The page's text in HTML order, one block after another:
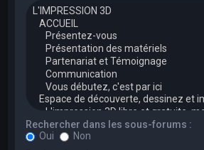
Rechercher dans les sous-forums :
Oui
Non